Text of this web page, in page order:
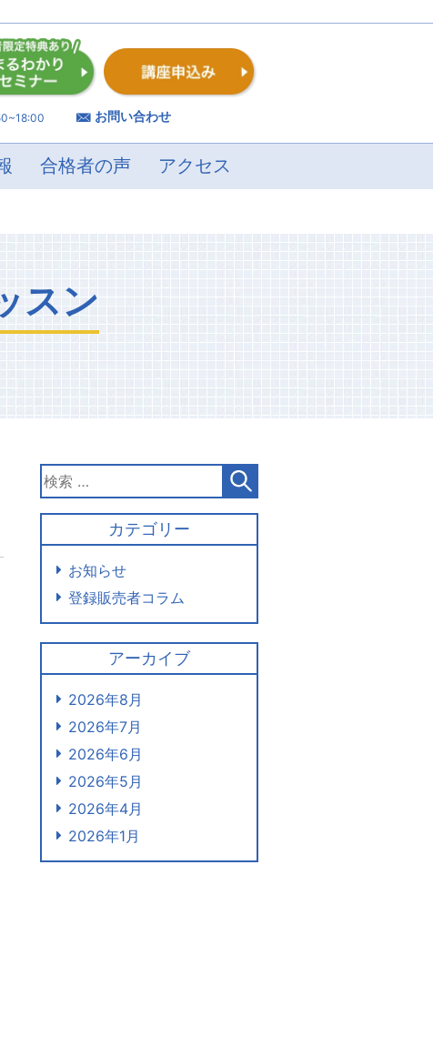
お問い合わせ
合格者の声 アクセス
スン
カテゴリー
お知らせ
登録販売者コラム
アーカイブ
2026年8月
2026年7月
2026年6月
2026年5月
2026年4月
2026年1月